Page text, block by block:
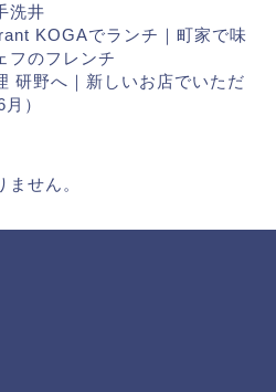
洗井
KOGAでランチ｜町家で味
フのフレンチ
研野へ｜新しいお店でいただ
）
せん。